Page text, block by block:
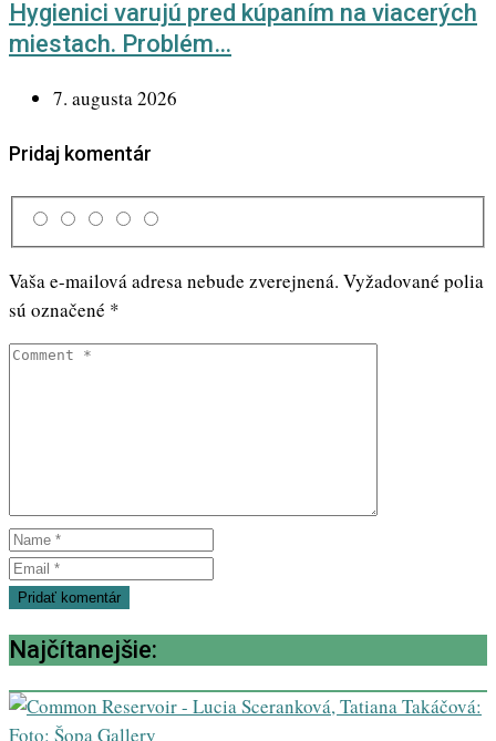
Hygienici varujú pred kúpaním na viacerých
miestach. Problém…
7. augusta 2026
Pridaj komentár
Vaša e-mailová adresa nebude zverejnená. Vyžadované polia
sú označené *
Najčítanejšie: